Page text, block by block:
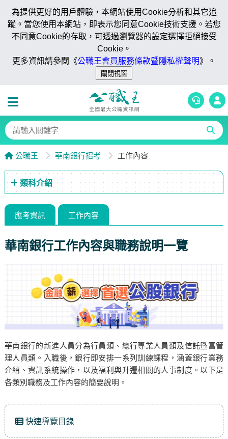
為提供更好的用戶體驗，本網站使用Cookie分析和其它追
蹤。當您使用本網站，即表示您同意Cookie技術支援。若您
不同意Cookie的存取，可透過瀏覽器的設定選擇拒絕接受
Cookie。
更多資訊請參閱《公職王會員服務條款暨隱私權聲明》。
公職王 華南銀行招考 工作內容
類科介紹
應考資訊 工作內容
華南銀行工作內容與職務說明一覽
華南銀行的新進人員分為行員類、總行專業人員類及信託暨富管
理人員類。入職後，銀行即安排一系列訓練課程，涵蓋銀行業務
介紹、資訊系統操作，以及福利與升遷相關的人事制度。以下是
各類別職務及工作內容的簡要說明。
快速導覽目錄